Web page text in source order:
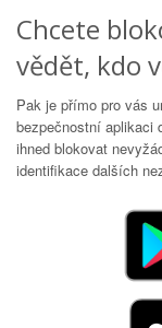
Chcete
vědět, kdo
Pak je přímo pro vás
bezpečnostní aplikaci
ihned blokovat
identifikace dalších